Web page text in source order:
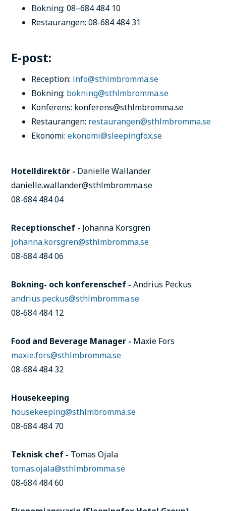
Bokning: 08–684 484 10
Restaurangen: 08-684 484 31
E-post:
Reception: info@sthlmbromma.se
Bokning: bokning@sthlmbromma.se
Konferens: konferens@sthlmbromma.se
Restaurangen: restaurangen@sthlmbromma.se
Ekonomi:ekonomi@sleepingfox.se
Hotelldirektör - Danielle Wallander
danielle.wallander@sthlmbromma.se
08-684 484 04
Receptionschef - Johanna Korsgren
johanna.korsgren@sthlmbromma.se
08-684 484 06
Bokning- och konferenschef -Andrius Peckus
andrius.peckus@sthlmbromma.se
08-684 484 12
Food and Beverage Manager - Maxie Fors
maxie.fors@sthlmbromma.se
08-684 484 32
Housekeeping
housekeeping@sthlmbromma.se
08-684 484 70
Teknisk chef - Tomas Ojala
tomas.ojala@sthlmbromma.se
08-684 484 60